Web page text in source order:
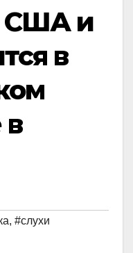
США и
в
в
, #слухи